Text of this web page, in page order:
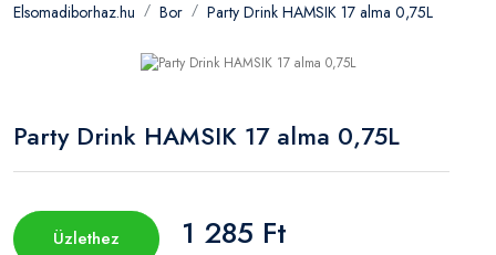
Elsomadiborhaz.hu Bor Party Drink HAMSIK 17 alma 0,75L
Party Drink HAMSIK 17 alma 0,75L
Üzlethez 1 285 Ft